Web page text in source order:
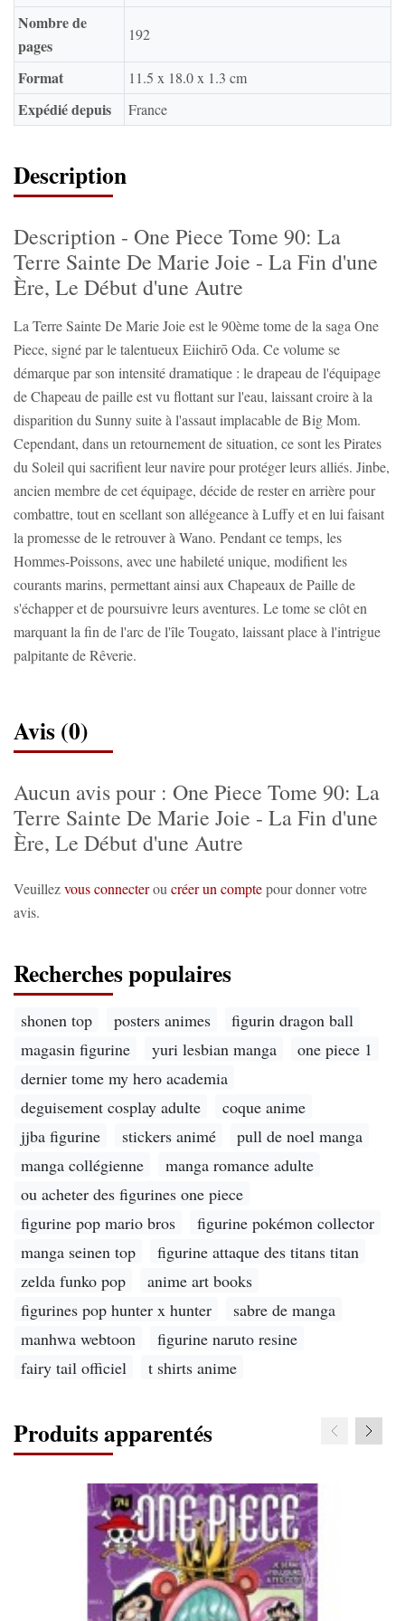
Nombre de
pages
192
Format 11.5 x 18.0 x 1.3 cm
Expédié depuis France
Description
Description - One Piece Tome 90: La
Terre Sainte De Marie Joie - La Fin d'une
Ère, Le Début d'une Autre
La Terre Sainte De Marie Joie est le 90ème tome de la saga One
Piece, signé par le talentueux Eiichirō Oda. Ce volume se
démarque par son intensité dramatique : le drapeau de l'équipage
de Chapeau de paille est vu flottant sur l'eau, laissant croire à la
disparition du Sunny suite à l'assaut implacable de Big Mom.
Cependant, dans un retournement de situation, ce sont les Pirates
du Soleil qui sacrifient leur navire pour protéger leurs alliés. Jinbe,
ancien membre de cet équipage, décide de rester en arrière pour
combattre, tout en scellant son allégeance à Luffy et en lui faisant
la promesse de le retrouver à Wano. Pendant ce temps, les
Hommes-Poissons, avec une habileté unique, modifient les
courants marins, permettant ainsi aux Chapeaux de Paille de
s'échapper et de poursuivre leurs aventures. Le tome se clôt en
marquant la fin de l'arc de l'île Tougato, laissant place à l'intrigue
palpitante de Rêverie.
Avis (0)
Aucun avis pour : One Piece Tome 90: La
Terre Sainte De Marie Joie - La Fin d'une
Ère, Le Début d'une Autre
Veuillezvous connecterou créer un comptepour donner votre
avis.
Recherches populaires
shonen top posters animes
figurin dragon ball
magasin figurine
yuri lesbian manga
one piece 1
dernier tome my hero academia
deguisement cosplay adulte
coque anime
jjba figurine
stickers animé
pull de noel manga
manga collégienne
manga romance adulte
ou acheter des figurines one piece
figurine pop mario bros
figurine pokémon collector
manga seinen top
figurine attaque des titans titan
zelda funko pop
anime art books
figurines pop hunter x hunter
sabre de manga
manhwa webtoon
figurine naruto resine
fairy tail officiel
t shirts anime
Produits apparentés